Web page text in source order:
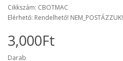
Cikkszám: CBOTMAC
Elérhető: Rendelhető! NEM_POSTÁZZUK!
3,000Ft
Darab